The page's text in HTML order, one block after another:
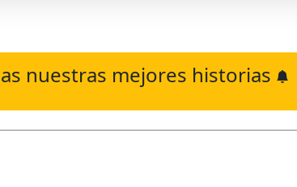
nuestras mejores historias